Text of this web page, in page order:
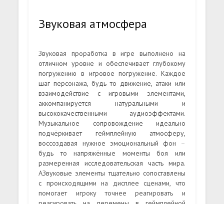
Звуковая атмосфера
Звуковая проработка в игре выполнено на
отличном уровне и обеспечивает глубокому
погружению в игровое погружение. Каждое
шаг персонажа, будь то движение, атаки или
взаимодействие с игровыми элементами,
аккомпанируется натуральными и
высококачественными аудиоэффектами.
Музыкальное сопровождение идеально
подчёркивает геймплейную атмосферу,
воссоздавая нужное эмоциональный фон –
будь то напряжённые моменты боя или
размеренная исследовательская часть мира.
АЗвуковые элементы тщательно сопоставлены
с происходящими на дисплее сценами, что
помогает игроку точнее реагировать и